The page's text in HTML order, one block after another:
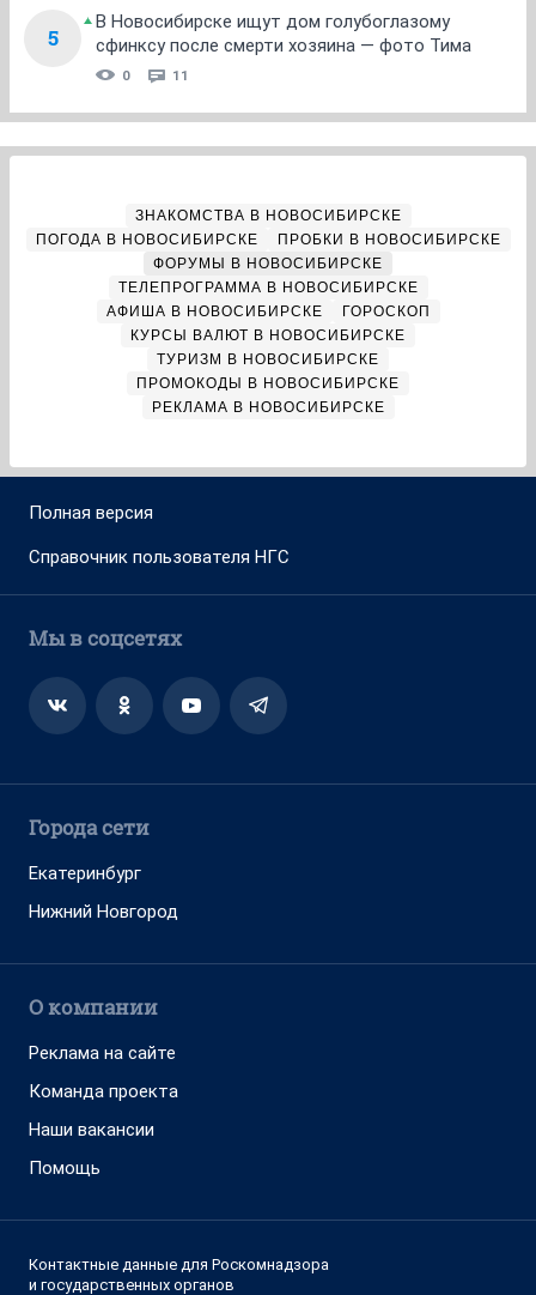
5
В Новосибирске ищут дом голубоглазому
сфинксу после смерти хозяина — фото Тима
0 11
ЗНАКОМСТВА В НОВОСИБИРСКЕ
ПОГОДА В НОВОСИБИРСКЕ
ПРОБКИ В НОВОСИБИРСКЕ
ФОРУМЫ В НОВОСИБИРСКЕ
ТЕЛЕПРОГРАММА В НОВОСИБИРСКЕ
АФИША В НОВОСИБИРСКЕ
ГОРОСКОП
КУРСЫ ВАЛЮТ В НОВОСИБИРСКЕ
ТУРИЗМ В НОВОСИБИРСКЕ
ПРОМОКОДЫ В НОВОСИБИРСКЕ
РЕКЛАМА В НОВОСИБИРСКЕ
Полная версия
Справочник пользователя НГС
Мы в соцсетях
Города сети
Екатеринбург
Нижний Новгород
О компании
Реклама на сайте
Команда проекта
Наши вакансии
Помощь
Контактные данные для Роскомнадзора
и государственных органов